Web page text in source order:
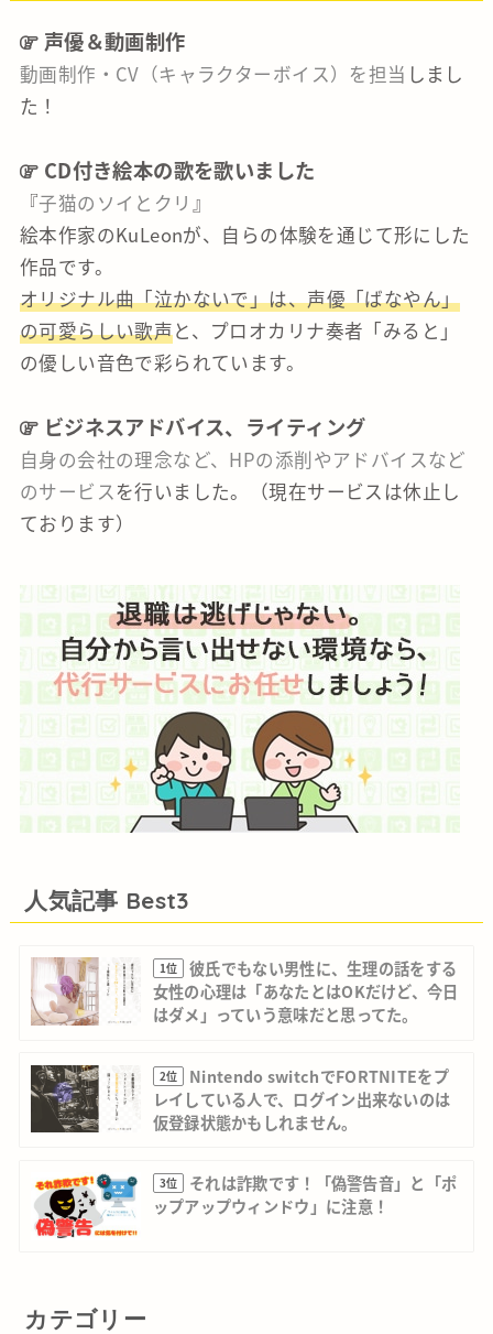
声優＆動画制作
動画制作・CV（キャラクターボイス）を担当 しまし
た！
CD付き絵本の歌を歌いました
『子猫のソイとクリ 』
絵本作家のKuLeonが、自らの体験を通じて形にした
作品です。
オリジナル曲「泣かないで」は、声優「ばなやん」
の可愛らしい歌声と、プロオカリナ奏者「みると」
の優しい音色で彩られています。
ビジネスアドバイス、ライティング
自身の会社の理念など、HPの添削やアドバイスなど
のサービス を行いました。（現在サービスは休止し
ております）
人気記事 Best3
1位
彼氏でもない男性に、生理の話をする
女性の心理は「あなたとはOKだけど、今日
はダメ」っていう意味だと思ってた。
2位
Nintendo switchでFORTNITEをプ
レイしている人で、ログイン出来ないのは
仮登録状態かもしれません。
3位
それは詐欺です！「偽警告音」と「ポ
ップアップウィンドウ」に注意！
カテゴリー